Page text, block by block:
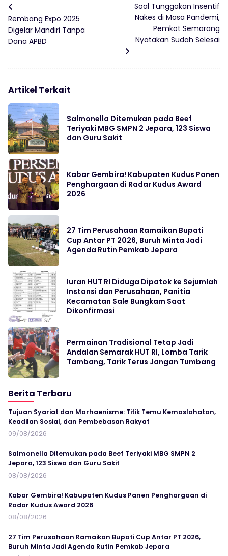
Rembang Expo 2025
Digelar Mandiri Tanpa
Dana APBD
Soal Tunggakan Insentif
Nakes di Masa Pandemi,
Pemkot Semarang
Nyatakan Sudah Selesai
Artikel Terkait
Salmonella Ditemukan pada Beef
Teriyaki MBG SMPN 2 Jepara, 123 Siswa
dan Guru Sakit
Kabar Gembira! Kabupaten Kudus Panen
Penghargaan di Radar Kudus Award
2026
27 Tim Perusahaan Ramaikan Bupati
Cup Antar PT 2026, Buruh Minta Jadi
Agenda Rutin Pemkab Jepara
Iuran HUT RI Diduga Dipatok ke Sejumlah
Instansi dan Perusahaan, Panitia
Kecamatan Sale Bungkam Saat
Dikonfirmasi
Permainan Tradisional Tetap Jadi
Andalan Semarak HUT RI, Lomba Tarik
Tambang, Tarik Terus Jangan Tumbang
Berita Terbaru
Tujuan Syariat dan Marhaenisme: Titik Temu Kemaslahatan,
Keadilan Sosial, dan Pembebasan Rakyat
09/08/2026
Salmonella Ditemukan pada Beef Teriyaki MBG SMPN 2
Jepara, 123 Siswa dan Guru Sakit
08/08/2026
Kabar Gembira! Kabupaten Kudus Panen Penghargaan di
Radar Kudus Award 2026
08/08/2026
27 Tim Perusahaan Ramaikan Bupati Cup Antar PT 2026,
Buruh Minta Jadi Agenda Rutin Pemkab Jepara